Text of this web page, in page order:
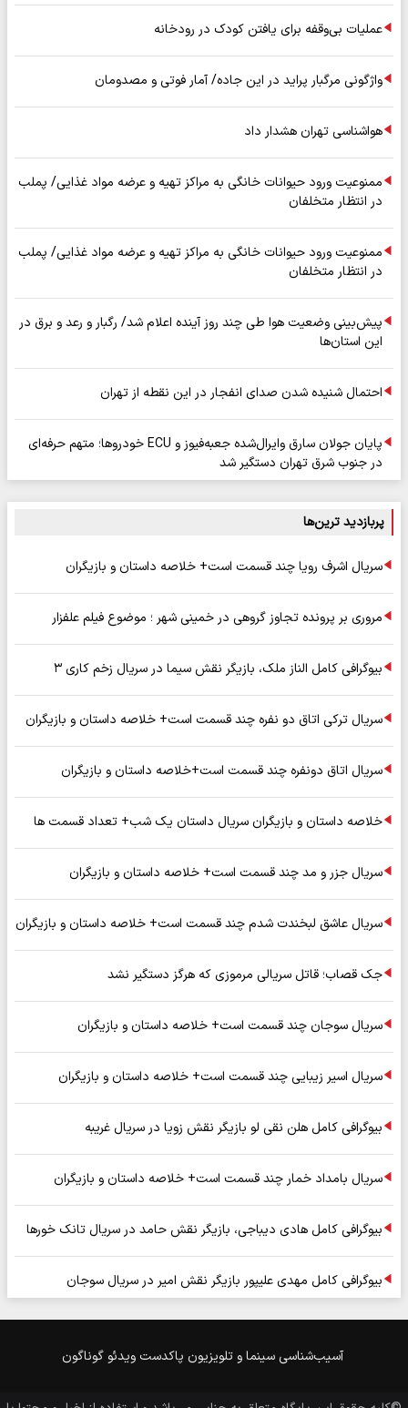
عملیات بی‌وقفه برای یافتن کودک در رودخانه
واژگونی مرگبار پراید در این جاده/ آمار فوتی و مصدومان
هواشناسی تهران هشدار داد
ممنوعیت ورود حیوانات خانگی به مراکز تهیه و عرضه مواد غذایی/ پملب
در انتظار متخلفان
ممنوعیت ورود حیوانات خانگی به مراکز تهیه و عرضه مواد غذایی/ پملب
در انتظار متخلفان
پیش‌بینی وضعیت هوا طی چند روز آینده اعلام شد/ رگبار و رعد و برق در
این استان‌ها
احتمال شنیده شدن صدای انفجار در این نقطه از تهران
پایان جولان سارق وایرال‌شده جعبه‌فیوز و ECU خودروها؛ متهم حرفه‌ای
در جنوب شرق تهران دستگیر شد
پربازدید ترین‌ها
سریال اشرف رویا چند قسمت است+ خلاصه داستان و بازیگران
مروری بر پرونده تجاوز گروهی در خمینی شهر ؛ موضوع فیلم علفزار
بیوگرافی کامل الناز ملک، بازیگر نقش سیما در سریال زخم کاری ۳
سریال ترکی اتاق دو نفره چند قسمت است+ خلاصه داستان و بازیگران
سریال اتاق دونفره چند قسمت است+خلاصه داستان و بازیگران
خلاصه داستان و بازیگران سریال داستان یک شب+ تعداد قسمت ها
سریال جزر و مد چند قسمت است+ خلاصه داستان و بازیگران
سریال عاشق لبخندت شدم چند قسمت است+ خلاصه داستان و بازیگران
جک قصاب؛ قاتل سریالی مرموزی که هرگز دستگیر نشد
سریال سوجان چند قسمت است+ خلاصه داستان و بازیگران
سریال اسیر زیبایی چند قسمت است+ خلاصه داستان و بازیگران
بیوگرافی کامل هلن نقی لو بازیگر نقش زویا در سریال غریبه
سریال بامداد خمار چند قسمت است+ خلاصه داستان و بازیگران
بیوگرافی کامل هادی دیباجی، بازیگر نقش حامد در سریال تانک خورها
بیوگرافی کامل مهدی علیپور بازیگر نقش امیر در سریال سوجان
آسیب‌شناسی سینما و تلویزیون پاکدست ویدئو گوناگون